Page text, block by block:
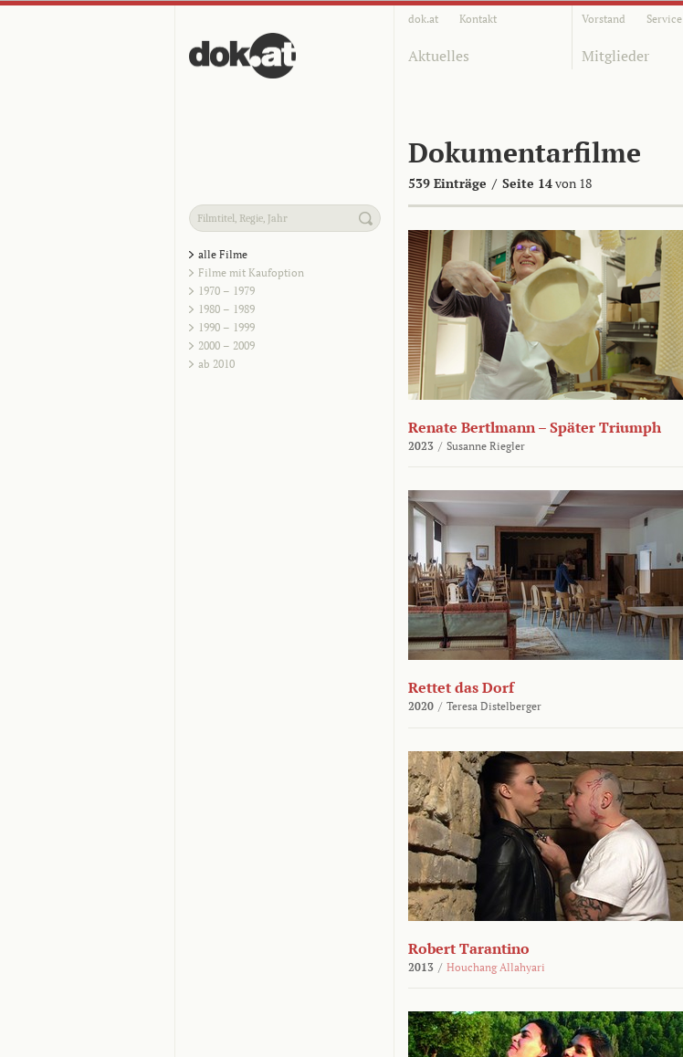
dok.at Kontakt Vorstand Service
Aktuelles Mitglieder
Dokumentarfilme
539 Einträge / Seite 14von 18
alle Filme
Filme mit Kaufoption
1970 – 1979
1980 – 1989
1990 – 1999
2000 – 2009
ab 2010
Renate Bertlmann – Später Triumph
2023 / Susanne Riegler
Rettet das Dorf
2020 / Teresa Distelberger
Robert Tarantino
2013 / Houchang Allahyari